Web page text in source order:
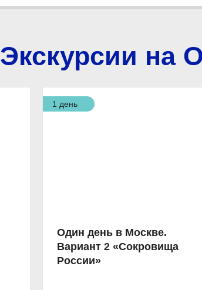
Экскурсии на
1 день
Один день в Москве.
Вариант 2 «Сокровища
России»